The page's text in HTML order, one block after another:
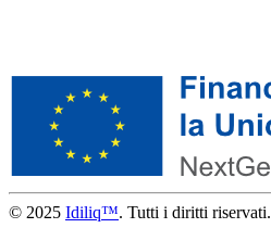
© 2025 Idiliq™. Tutti i diritti riservati.